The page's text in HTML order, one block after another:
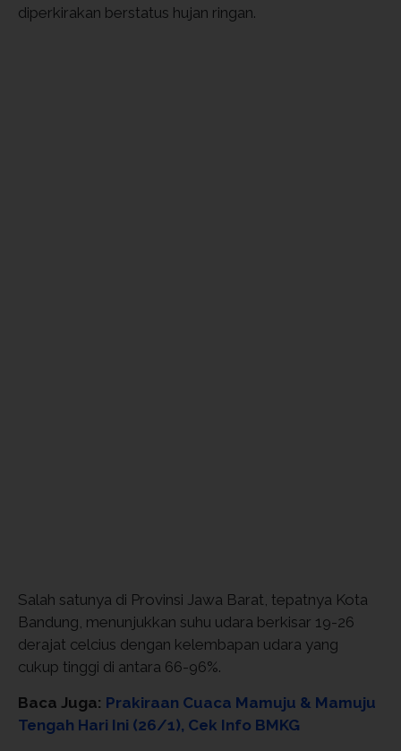
diperkirakan berstatus hujan ringan.
Salah satunya di Provinsi Jawa Barat, tepatnya Kota
Bandung, menunjukkan suhu udara berkisar 19-26
derajat celcius dengan kelembapan udara yang
cukup tinggi di antara 66-96%.
Baca Juga: Prakiraan Cuaca Mamuju & Mamuju
Tengah Hari Ini (26/1), Cek Info BMKG